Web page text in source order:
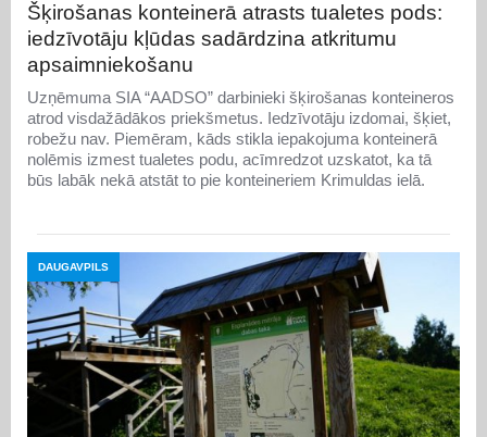
Šķirošanas konteinerā atrasts tualetes pods:
iedzīvotāju kļūdas sadārdzina atkritumu
apsaimniekošanu
Uzņēmuma SIA “AADSO” darbinieki šķirošanas konteineros
atrod visdažādākos priekšmetus. Iedzīvotāju izdomai, šķiet,
robežu nav. Piemēram, kāds stikla iepakojuma konteinerā
nolēmis izmest tualetes podu, acīmredzot uzskatot, ka tā
būs labāk nekā atstāt to pie konteineriem Krimuldas ielā.
DAUGAVPILS